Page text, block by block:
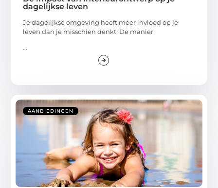
dagelijkse leven
Je dagelijkse omgeving heeft meer invloed op je
leven dan je misschien denkt. De manier
...
AANBIEDINGEN